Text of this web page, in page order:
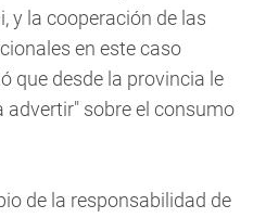
y la cooperación de las
en este caso
que desde la provincia le
advertir" sobre el consumo
de la responsabilidad de